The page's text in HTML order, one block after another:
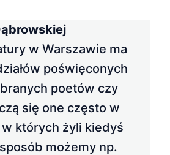
w Warszawie ma
poświęconych
poetów czy
się one często w
których żyli kiedyś
możemy np.